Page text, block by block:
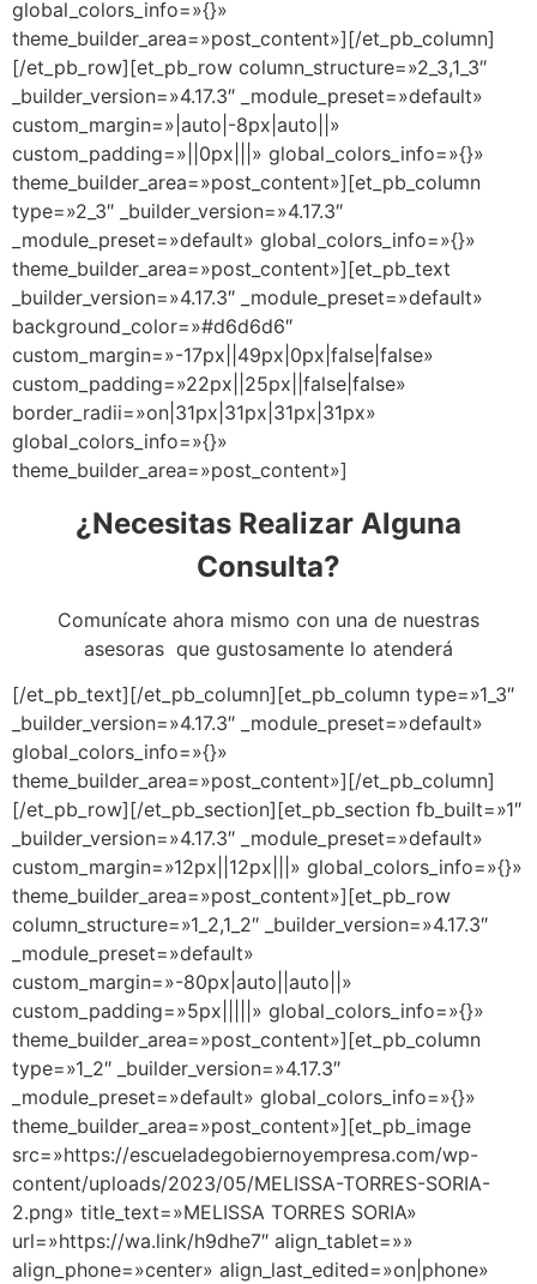
global_colors_info=»{}»
theme_builder_area=»post_content»][/et_pb_column]
[/et_pb_row][et_pb_row column_structure=»2_3,1_3″
_builder_version=»4.17.3″ _module_preset=»default»
custom_margin=»|auto|-8px|auto||»
custom_padding=»||0px|||» global_colors_info=»{}»
theme_builder_area=»post_content»][et_pb_column
type=»2_3″ _builder_version=»4.17.3″
_module_preset=»default» global_colors_info=»{}»
theme_builder_area=»post_content»][et_pb_text
_builder_version=»4.17.3″ _module_preset=»default»
background_color=»#d6d6d6″
custom_margin=»-17px||49px|0px|false|false»
custom_padding=»22px||25px||false|false»
border_radii=»on|31px|31px|31px|31px»
global_colors_info=»{}»
theme_builder_area=»post_content»]
¿Necesitas Realizar Alguna
Consulta?
Comunícate ahora mismo con una de nuestras
asesoras que gustosamente lo atenderá
[/et_pb_text][/et_pb_column][et_pb_column type=»1_3″
_builder_version=»4.17.3″ _module_preset=»default»
global_colors_info=»{}»
theme_builder_area=»post_content»][/et_pb_column]
[/et_pb_row][/et_pb_section][et_pb_section fb_built=»1″
_builder_version=»4.17.3″ _module_preset=»default»
custom_margin=»12px||12px|||» global_colors_info=»{}»
theme_builder_area=»post_content»][et_pb_row
column_structure=»1_2,1_2″ _builder_version=»4.17.3″
_module_preset=»default»
custom_margin=»-80px|auto||auto||»
custom_padding=»5px|||||» global_colors_info=»{}»
theme_builder_area=»post_content»][et_pb_column
type=»1_2″ _builder_version=»4.17.3″
_module_preset=»default» global_colors_info=»{}»
theme_builder_area=»post_content»][et_pb_image
src=»https://escueladegobiernoyempresa.com/wp-
content/uploads/2023/05/MELISSA-TORRES-SORIA-
2.png» title_text=»MELISSA TORRES SORIA»
url=»https://wa.link/h9dhe7″ align_tablet=»»
align_phone=»center» align_last_edited=»on|phone»